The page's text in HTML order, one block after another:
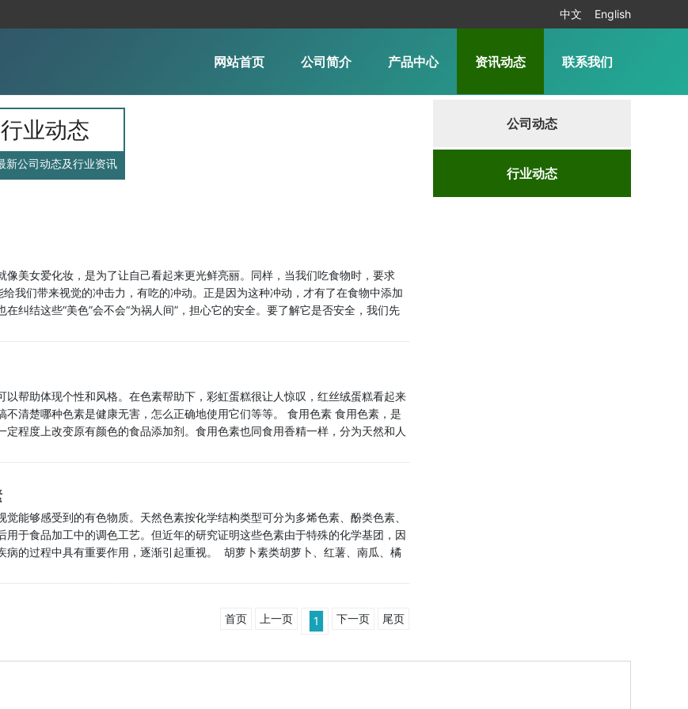
中文 English
网站首页 公司简介 产品中心 资讯动态 联系我们
公司动态
行业动态
行业动态
新公司动态及行业资讯
美女爱化妆，是为了让自己看起来更光鲜亮丽。同样，当我们吃食物时，要求
我们带来视觉的冲击力，有吃的冲动。正是因为这种冲动，才有了在食物中添加
纠结这些“美色”会不会“为祸人间”，担心它的安全。要了解它是否安全，我们先
色素。 天然色素和人工合成色素都有哪些 天然色素是指直接来自动植物组织···...
帮助体现个性和风格。在色素帮助下，彩虹蛋糕很让人惊叹，红丝绒蛋糕看起来
清楚哪种色素是健康无害，怎么正确地使用它们等等。 食用色素 食用色素，是
程度上改变原有颜色的食品添加剂。食用色素也同食用香精一样，分为天然和人
色剂占多数。天然色素不仅具有给食品着色的作用，而且相当部···...
能够感受到的有色物质。天然色素按化学结构类型可分为多烯色素、酚类色素、
于食品加工中的调色工艺。但近年的研究证明这些色素由于特殊的化学基团，因
病的过程中具有重要作用，逐渐引起重视。 胡萝卜素类胡萝卜、红薯、南瓜、橘
-胡萝卜素还是体内重要的脂溶性抗氧化物质，可清除单线态氧、羟自由基、超氧
首页
上一页 1 下一页 尾页